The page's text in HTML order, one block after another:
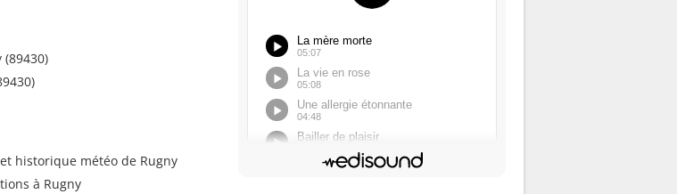
(89430)
historique météo de Rugny
à Rugny